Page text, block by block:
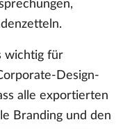
wichtig für
Design-
alle exportierten
Branding und den